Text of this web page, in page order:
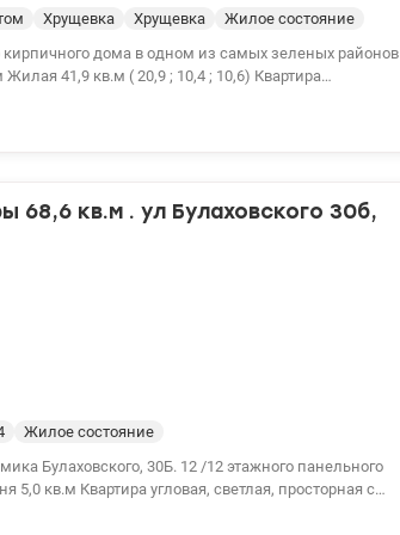
Хрущевка Хрущевка
Жилое состояние
дома в одном из самых зеленых районов
68,6 кв.м . ул Булаховского 30б,
Жилое состояние
Булаховского, 30Б. 12 /12 этажного панельного